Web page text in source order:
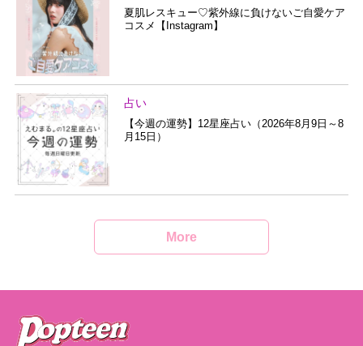
夏肌レスキュー♡紫外線に負けないご自愛ケア
コスメ【Instagram】
占い
【今週の運勢】12星座占い（2026年8月9日～8
月15日）
More